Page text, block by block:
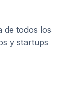
de todos los
y startups